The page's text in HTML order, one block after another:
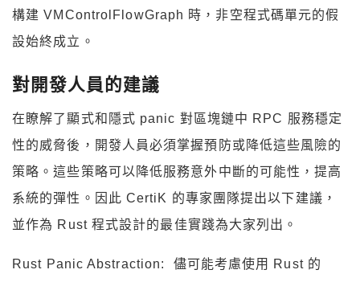
構建 VMControlFlowGraph 時，非空程式碼單元的假
設始終成立。
對開發人員的建議
在瞭解了顯式和隱式 panic 對區塊鏈中 RPC 服務穩定
性的威脅後，開發人員必須掌握預防或降低這些風險的
策略。這些策略可以降低服務意外中斷的可能性，提高
系統的彈性。因此 CertiK 的專家團隊提出以下建議，
並作為 Rust 程式設計的最佳實踐為大家列出。
Rust Panic Abstraction: 儘可能考慮使用 Rust 的